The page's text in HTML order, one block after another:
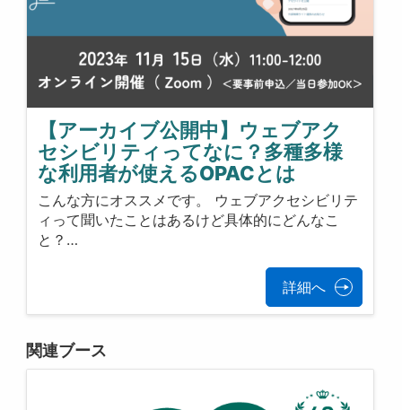
【アーカイブ公開中】ウェブアク
セシビリティってなに？多種多様
な利用者が使えるOPACとは
こんな方にオススメです。 ウェブアクセシビリテ
ィって聞いたことはあるけど具体的にどんなこ
と？…
詳細へ
関連ブース